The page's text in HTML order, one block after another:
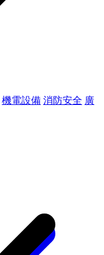
機電設備 消防安全 廣